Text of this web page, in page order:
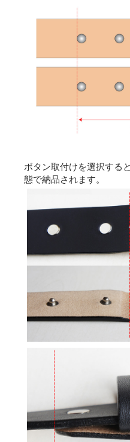
ボタン取付けを選択する
態で納品されます。